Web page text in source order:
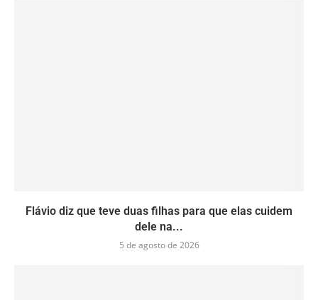
Flávio diz que teve duas filhas para que elas cuidem
dele na...
5 de agosto de 2026